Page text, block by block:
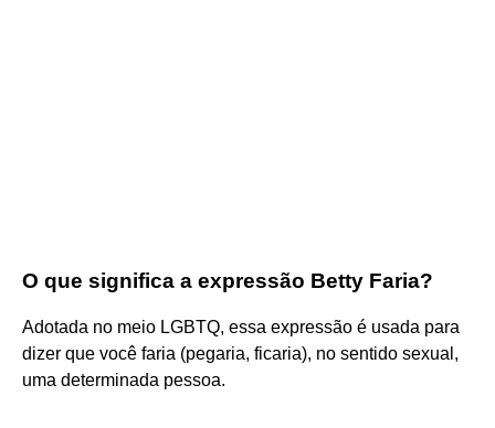
O que significa a expressão Betty Faria?
Adotada no meio LGBTQ, essa expressão é usada para
dizer que você faria (pegaria, ficaria), no sentido sexual,
uma determinada pessoa.